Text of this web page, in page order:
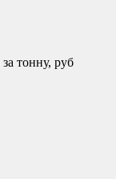
тонну, руб